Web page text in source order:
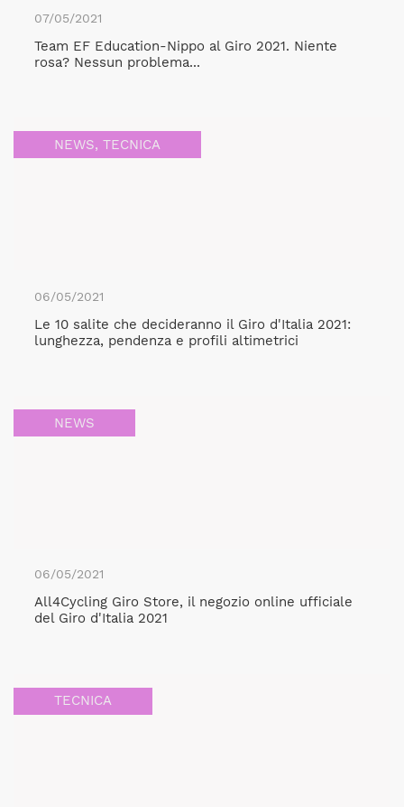
07/05/2021
Team EF Education-Nippo al Giro 2021. Niente
rosa? Nessun problema...
NEWS, TECNICA
06/05/2021
Le 10 salite che decideranno il Giro d'Italia 2021:
lunghezza, pendenza e profili altimetrici
NEWS
06/05/2021
All4Cycling Giro Store, il negozio online ufficiale
del Giro d'Italia 2021
TECNICA